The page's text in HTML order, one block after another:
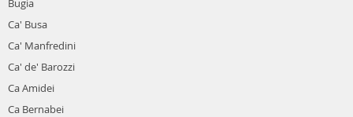
Bugia
Ca' Busa
Ca' Manfredini
Ca' de' Barozzi
Ca Amidei
Ca Bernabei